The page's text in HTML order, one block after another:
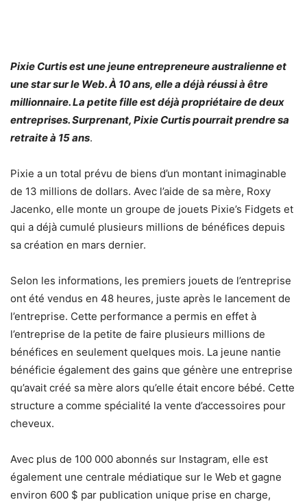
Pixie Curtis est une jeune entrepreneure australienne et
une star sur le Web. À 10 ans, elle a déjà réussi à être
millionnaire. La petite fille est déjà propriétaire de deux
entreprises. Surprenant, Pixie Curtis pourrait prendre sa
retraite à 15 ans.
Pixie a un total prévu de biens d’un montant inimaginable
de 13 millions de dollars. Avec l’aide de sa mère, Roxy
Jacenko, elle monte un groupe de jouets Pixie’s Fidgets et
qui a déjà cumulé plusieurs millions de bénéfices depuis
sa création en mars dernier.
Selon les informations, les premiers jouets de l’entreprise
ont été vendus en 48 heures, juste après le lancement de
l’entreprise. Cette performance a permis en effet à
l’entreprise de la petite de faire plusieurs millions de
bénéfices en seulement quelques mois. La jeune nantie
bénéficie également des gains que génère une entreprise
qu’avait créé sa mère alors qu’elle était encore bébé. Cette
structure a comme spécialité la vente d’accessoires pour
cheveux.
Avec plus de 100 000 abonnés sur Instagram, elle est
également une centrale médiatique sur le Web et gagne
environ 600 $ par publication unique prise en charge,